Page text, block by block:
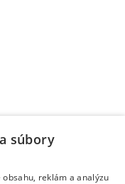
súbory
reklám a analýzu